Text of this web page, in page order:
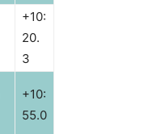
+10:
20.
3
+10:
55.0